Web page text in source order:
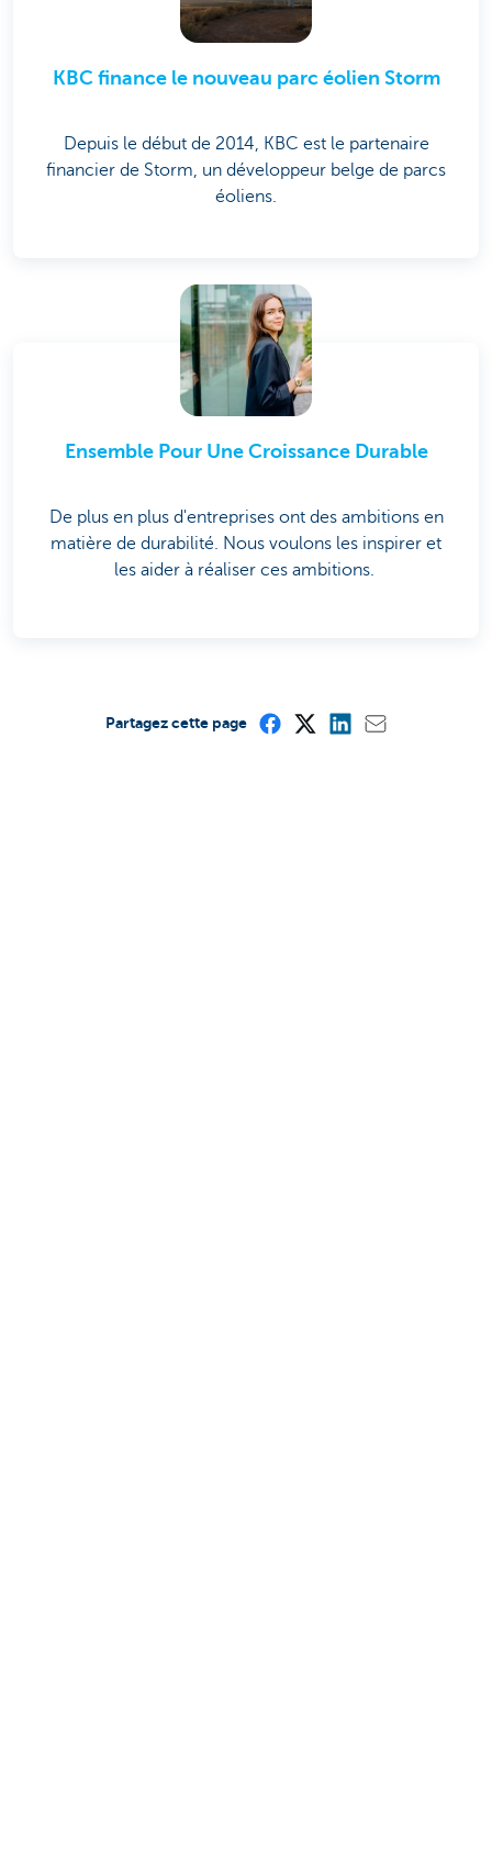
KBC finance le nouveau parc éolien Storm
Depuis le début de 2014, KBC est le partenaire
financier de Storm, un développeur belge de parcs
éoliens.
Ensemble Pour Une Croissance Durable
De plus en plus d'entreprises ont des ambitions en
matière de durabilité. Nous voulons les inspirer et
les aider à réaliser ces ambitions.
Partagez cette page